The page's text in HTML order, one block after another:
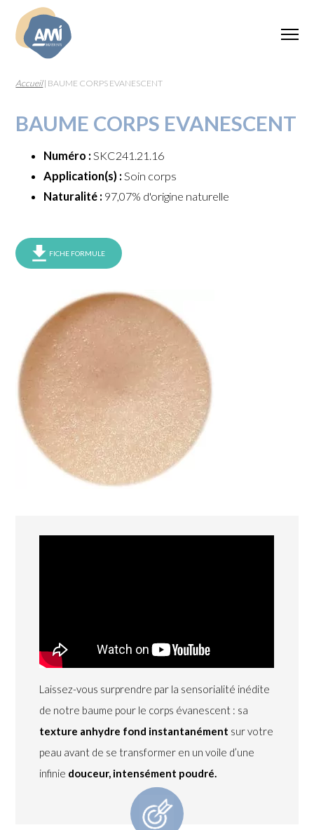
Accueil| BAUME CORPS EVANESCENT
BAUME CORPS EVANESCENT
Numéro : SKC241.21.16
Application(s) : Soin corps
Naturalité : 97,07% d'origine naturelle
FICHE FORMULE
Laissez-vous surprendre par la sensorialité inédite
de notre baume pour le corps évanescent : sa
texture anhydre fond instantanément sur votre
peau avant de se transformer en un voile d’une
infinie douceur, intensément poudré.